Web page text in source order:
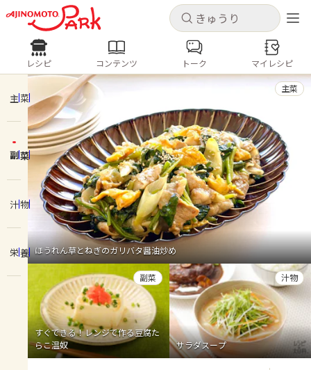
キャンセル
ログインするとレシピを保存できます
ログイン
ホーム
コンテンツ
レシピ
トーク
よくあるお問い合わせ
お買い物
キャンセル
レシピ コンテンツ
人気の食材・レシピ
きゅうり なす トマト
とうもろこし
ピーマン
みょうが ゴーヤ
レシピ コンテンツ トーク マイレシピ
主菜
副菜
汁物
栄養 ほうれん草とねぎのガリバタ醤油炒め
主菜
すぐできる！レンジで作る豆腐た
らこ温奴
副菜
サラダスープ
汁物